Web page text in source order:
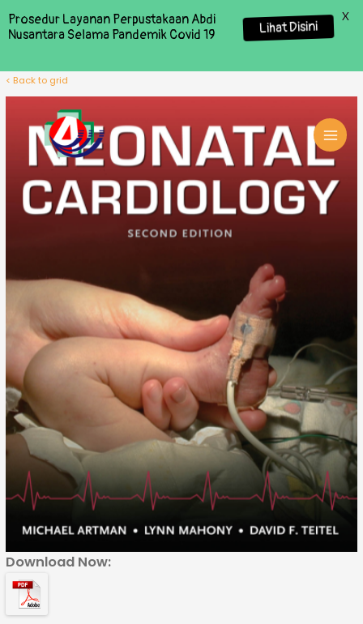
< Back to grid
Download Now:
Prosedur Layanan Perpustakaan Abdi
Nusantara Selama Pandemik Covid 19
Lihat Disini
X